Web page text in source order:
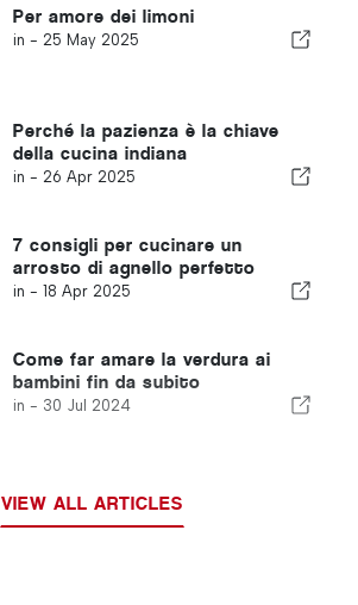
Per amore dei limoni
in - 25 May 2025
Perché la pazienza è la chiave
della cucina indiana
in - 26 Apr 2025
7 consigli per cucinare un
arrosto di agnello perfetto
in - 18 Apr 2025
Come far amare la verdura ai
bambini fin da subito
in - 30 Jul 2024
VIEW ALL ARTICLES